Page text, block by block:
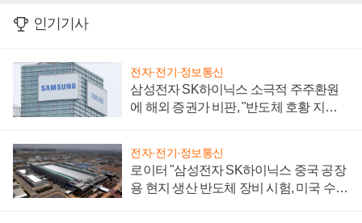
인기기사
전자·전기·정보통신
삼성전자 SK하이닉스 소극적 주주환원
에 해외 증권가 비판, "반도체 호황 지속
전자·전기·정보통신
로이터 "삼성전자 SK하이닉스 중국 공장
용 현지 생산 반도체 장비 시험, 미국 수출